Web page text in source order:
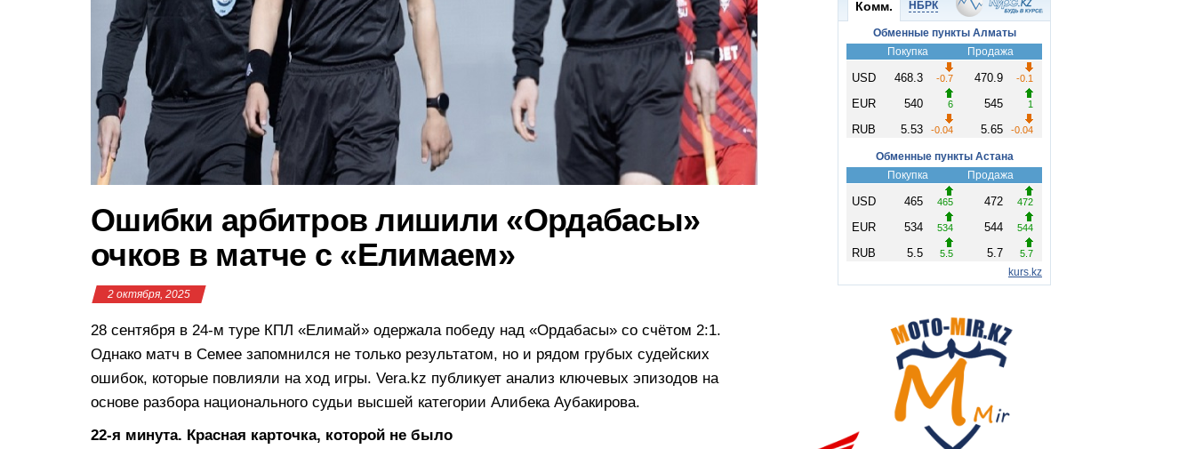
Ошибки арбитров лишили «Ордабасы»
очков в матче с «Елимаем»
2 октября, 2025
28 сентября в 24-м туре КПЛ «Елимай» одержала победу над «Ордабасы» со счётом 2:1.
Однако матч в Семее запомнился не только результатом, но и рядом грубых судейских
ошибок, которые повлияли на ход игры. Vera.kz публикует анализ ключевых эпизодов на
основе разбора национального судьи высшей категории Алибека Аубакирова.
22-я минута. Красная карточка, которой не было